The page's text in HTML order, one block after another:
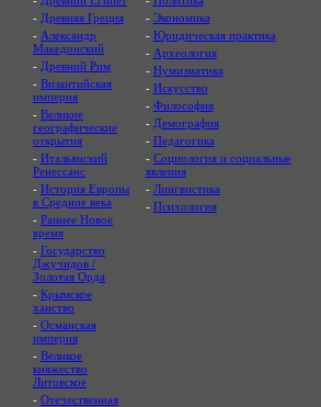
- Древняя Греция
- Александр
Македонский
- Древний Рим
- Византийская
империя
- Великие
географические
открытия
- Итальянский
Ренессанс
- История Европы
в Средние века
- Раннее Новое
время
- Государство
Джучидов /
Золотая Орда
- Крымское
ханство
- Османская
империя
- Великое
княжество
Литовское
- Отечественная
- Экономика
- Юридическая практика
- Археология
- Нумизматика
- Искусство
- Философия
- Демография
- Педагогика
- Социология и социальные
явления
- Лингвистика
- Психология